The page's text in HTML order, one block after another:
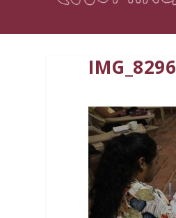
IMG_8296